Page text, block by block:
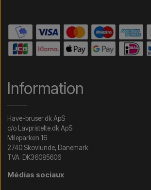
Information
Have-bruser.dk ApS
c/o Lavpristelte.dk ApS
Mileparken 16
2740 Skovlunde, Danemark
TVA: DK36085606
Médias sociaux